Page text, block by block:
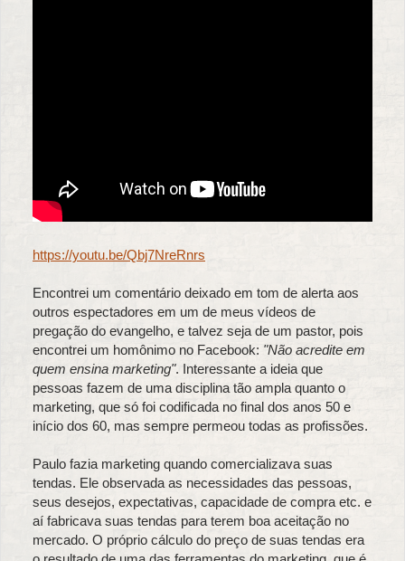
https://youtu.be/Qbj7NreRnrs
Encontrei um comentário deixado em tom de alerta aos
outros espectadores em um de meus vídeos de
pregação do evangelho, e talvez seja de um pastor, pois
encontrei um homônimo no Facebook: "Não acredite em
quem ensina marketing". Interessante a ideia que
pessoas fazem de uma disciplina tão ampla quanto o
marketing, que só foi codificada no final dos anos 50 e
início dos 60, mas sempre permeou todas as profissões.
Paulo fazia marketing quando comercializava suas
tendas. Ele observada as necessidades das pessoas,
seus desejos, expectativas, capacidade de compra etc. e
aí fabricava suas tendas para terem boa aceitação no
mercado. O próprio cálculo do preço de suas tendas era